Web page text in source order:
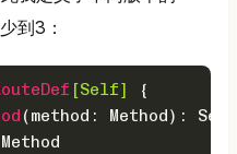
到3：
[Self]
{
(method: Method): Self
Method